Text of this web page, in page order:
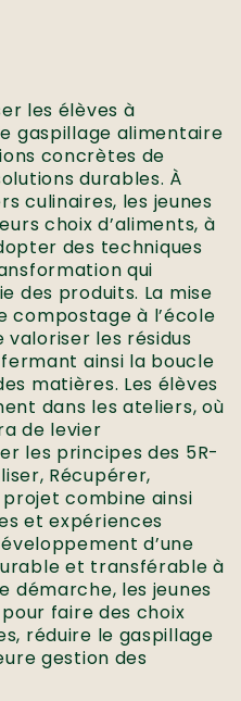
les élèves à
gaspillage alimentaire
concrètes de
durables. À
culinaires, les jeunes
choix d’aliments, à
des techniques
qui
des produits. La mise
compostage à l’école
les résidus
ainsi la boucle
matières. Les élèves
dans les ateliers, où
de levier
les principes des 5R-
Récupérer,
combine ainsi
et expériences
d’une
et transférable à
démarche, les jeunes
faire des choix
réduire le gaspillage
gestion des